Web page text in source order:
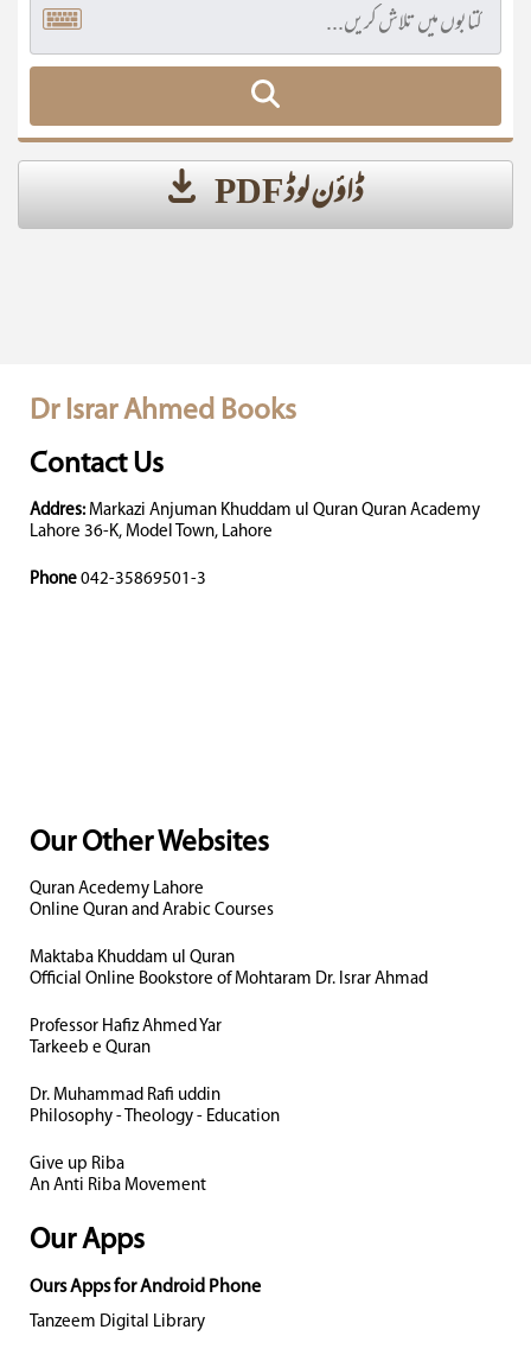
ڈاؤن لوڈ PDF
Dr Israr Ahmed Books
Contact Us
Addres: Markazi Anjuman Khuddam ul Quran Quran Academy
Lahore 36-K, Model Town, Lahore
Phone 042-35869501-3
Our Other Websites
Quran Acedemy Lahore
Online Quran and Arabic Courses
Maktaba Khuddam ul Quran
Official Online Bookstore of Mohtaram Dr. Israr Ahmad
Professor Hafiz Ahmed Yar
Tarkeeb e Quran
Dr. Muhammad Rafi uddin
Philosophy - Theology - Education
Give up Riba
An Anti Riba Movement
Our Apps
Ours Apps for Android Phone
Tanzeem Digital Library